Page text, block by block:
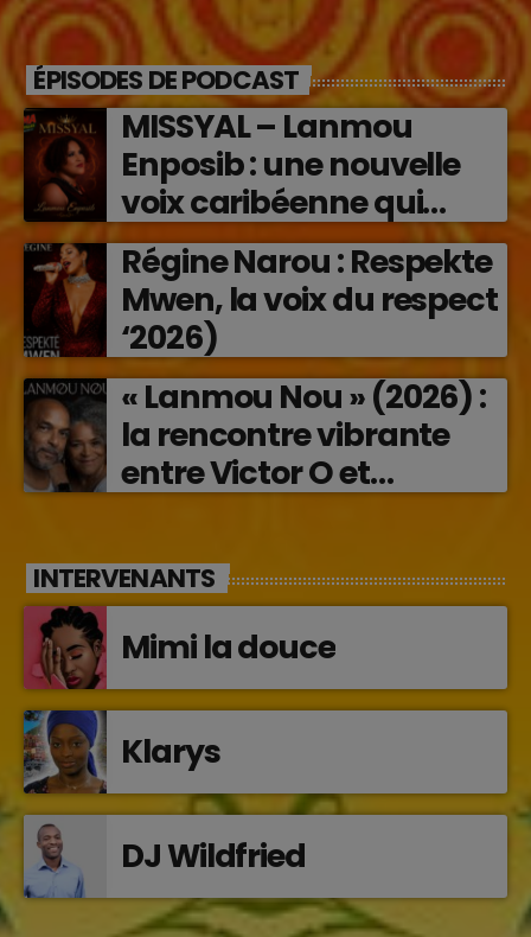
ÉPISODES DE PODCAST
MISSYAL – Lanmou
Enposib : une nouvelle
voix caribéenne qui
transforme les émotions
en musique (2026)
Régine Narou : Respekte
Mwen, la voix du respect
‘2026)
« Lanmou Nou » (2026) :
la rencontre vibrante
entre Victor O et
INTERVENANTS
Mimi la douce
Klarys
DJ Wildfried